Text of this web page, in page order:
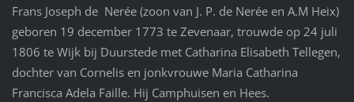
Frans Joseph de Nerée (zoon van J. P. de Nerée en A.M Heix)
geboren 19 december 1773 te Zevenaar, trouwde op 24 juli
1806 te Wijk bij Duurstede met Catharina Elisabeth Tellegen,
dochter van Cornelis en jonkvrouwe Maria Catharina
Francisca Adela Faille. Hij Camphuisen en Hees.